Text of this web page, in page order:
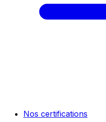
Nos certifications